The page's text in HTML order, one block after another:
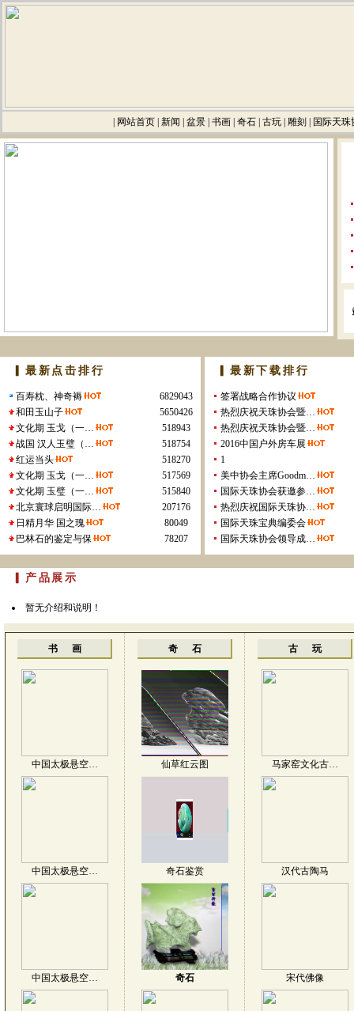
网站首页 新闻 盆景 书画 奇石 古玩 雕刻 国际天珠
▎最新点击排行
百寿枕、神奇褥
6829043
和田玉山子
5650426
文化期 玉戈（一…
518943
战国 汉人玉璧（…
518754
红运当头
518270
文化期 玉戈（一…
517569
文化期 玉璧（一…
515840
北京寰球启明国际…
207176
日精月华 国之瑰
80049
巴林石的鉴定与保
78207
▎最新下载排行
签署战略合作协议
热烈庆祝天珠协会暨…
热烈庆祝天珠协会暨…
2016中国户外房车展
1
美中协会主席Goodm…
国际天珠协会获邀参…
热烈庆祝国际天珠协…
国际天珠宝典编委会
国际天珠协会领导成…
▎产品展示
暂无介绍和说明！
书 画
中国太极悬空…
中国太极悬空…
中国太极悬空…
奇 石
仙草红云图
奇石鉴赏
奇石
古 玩
马家窑文化古…
汉代古陶马
宋代佛像